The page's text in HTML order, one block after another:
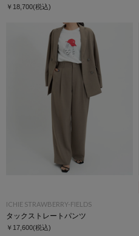
￥18,700(税込)
ICHIE STRAWBERRY-FIELDS
タックストレートパンツ
￥17,600(税込)